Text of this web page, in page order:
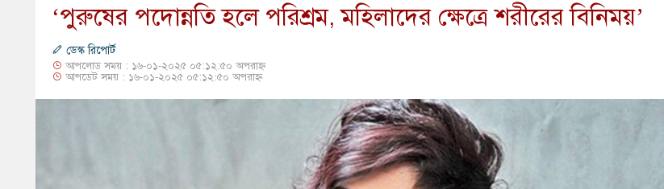
​‘পুরুষের পদোন্নতি হলে পরিশ্রম, মহিলাদের ক্ষেত্রে শরীরের বিনিময়’
ডেস্ক রিপোর্ট
আপলোড সময় : ১৬-০১-২০২৫ ০৫:১২:৫০ অপরাহ্ন
আপডেট সময় : ১৬-০১-২০২৫ ০৫:১২:৫০ অপরাহ্ন